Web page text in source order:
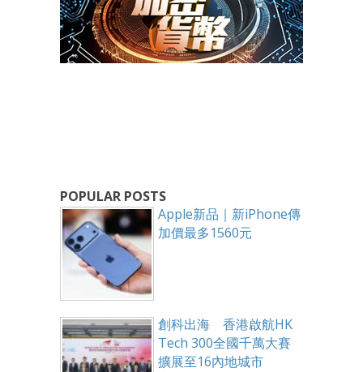
POPULAR POSTS
Apple新品｜新iPhone傳
加價最多1560元
創科出海 香港啟航HK
Tech 300全國千萬大賽
擴展至16內地城市